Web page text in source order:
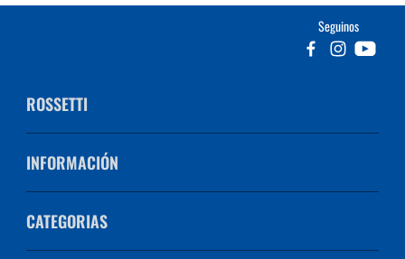
Seguinos
ROSSETTI
INFORMACIÓN
CATEGORIAS